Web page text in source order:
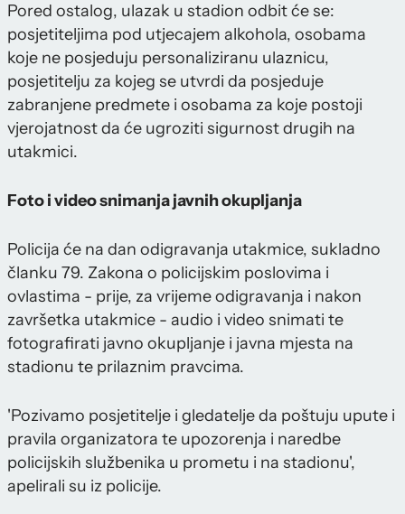
Pored ostalog, ulazak u stadion odbit će se:
posjetiteljima pod utjecajem alkohola, osobama
koje ne posjeduju personaliziranu ulaznicu,
posjetitelju za kojeg se utvrdi da posjeduje
zabranjene predmete i osobama za koje postoji
vjerojatnost da će ugroziti sigurnost drugih na
utakmici.
Foto i video snimanja javnih okupljanja
Policija će na dan odigravanja utakmice, sukladno
članku 79. Zakona o policijskim poslovima i
ovlastima - prije, za vrijeme odigravanja i nakon
završetka utakmice - audio i video snimati te
fotografirati javno okupljanje i javna mjesta na
stadionu te prilaznim pravcima.
'Pozivamo posjetitelje i gledatelje da poštuju upute i
pravila organizatora te upozorenja i naredbe
policijskih službenika u prometu i na stadionu',
apelirali su iz policije.